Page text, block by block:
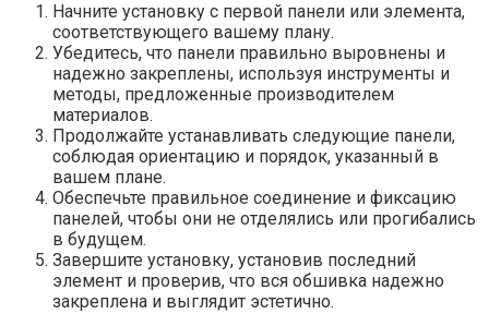
Начните установку с первой панели или элемента,
соответствующего вашему плану.​
Убедитесь, что панели правильно выровнены и
надежно закреплены, используя инструменты и
методы, предложенные производителем
материалов.​
Продолжайте устанавливать следующие панели,
соблюдая ориентацию и порядок, указанный в
вашем плане.​
Обеспечьте правильное соединение и фиксацию
панелей, чтобы они не отделялись или прогибались
в будущем.​
Завершите установку, установив последний
элемент и проверив, что вся обшивка надежно
закреплена и выглядит эстетично.​